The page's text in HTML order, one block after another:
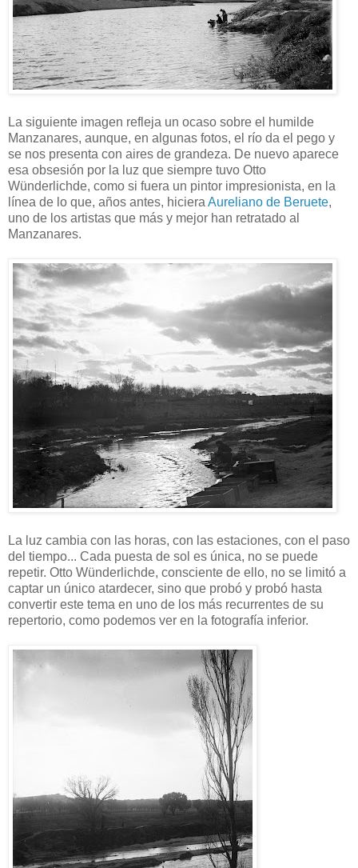
La siguiente imagen refleja un ocaso sobre el humilde
Manzanares, aunque, en algunas fotos, el río da el pego y
se nos presenta con aires de grandeza. De nuevo aparece
esa obsesión por la luz que siempre tuvo Otto
Wünderlichde, como si fuera un pintor impresionista, en la
línea de lo que, años antes, hiciera Aureliano de Beruete,
uno de los artistas que más y mejor han retratado al
Manzanares.
La luz cambia con las horas, con las estaciones, con el paso
del tiempo... Cada puesta de sol es única, no se puede
repetir. Otto Wünderlichde, consciente de ello, no se limitó a
captar un único atardecer, sino que probó y probó hasta
convertir este tema en uno de los más recurrentes de su
repertorio, como podemos ver en la fotografía inferior.